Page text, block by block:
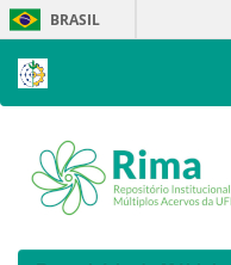
Skip
navigation
BRASIL